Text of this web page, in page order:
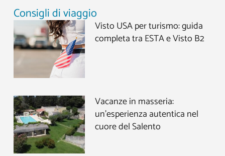
Consigli di viaggio
Visto USA per turismo: guida
completa tra ESTA e Visto B2
Vacanze in masseria:
un’esperienza autentica nel
cuore del Salento